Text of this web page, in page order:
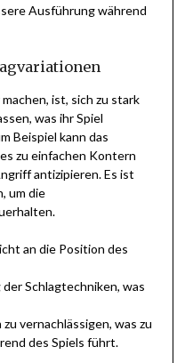
Ausführung während
ist, sich zu stark
was ihr Spiel
Beispiel kann das
zu einfachen Kontern
antizipieren. Es ist
um die
an die Position des
Schlagtechniken, was
vernachlässigen, was zu
des Spiels führt.